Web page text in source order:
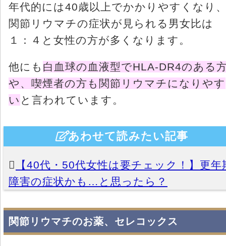
年代的には40歳以上でかかりやすくなり
関節リウマチの症状が見られる男女比は
１：４と女性の方が多くなります。
他にも 白血球の血液型でHLA-DR4のある
や、喫煙者の方も関節リウマチになりやす
い と言われています。
あわせて読みたい記事
【40代・50代女性は要チェック！】更年
障害の症状かも…と思ったら？
関節リウマチのお薬、セレコックス